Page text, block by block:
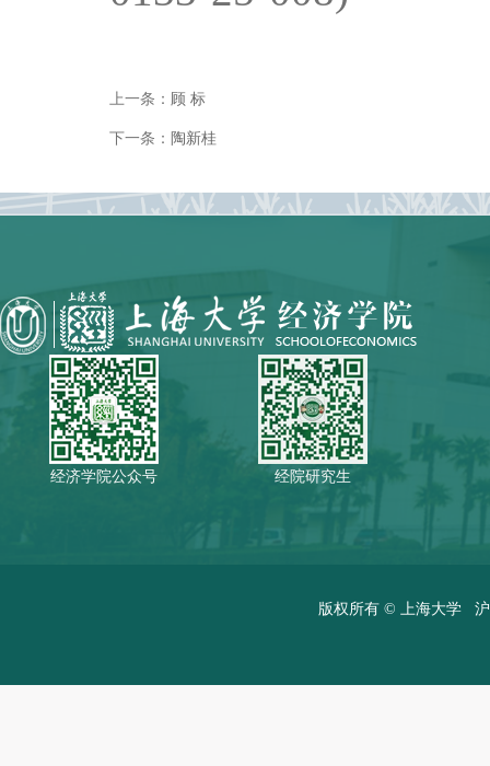
上一条： 顾 标
下一条： 陶新桂
经济学院公众号 经院研究生
版权所有 © 上海大学